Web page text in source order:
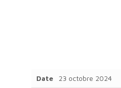
Date 23 octobre 2024